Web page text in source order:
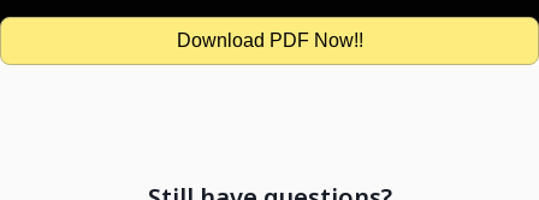
Download PDF Now!!